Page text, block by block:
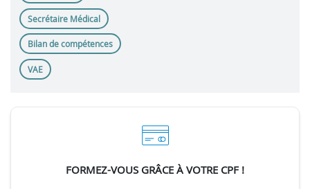
Secrétaire Médical
Bilan de compétences
VAE
FORMEZ-VOUS GRÂCE À VOTRE CPF !